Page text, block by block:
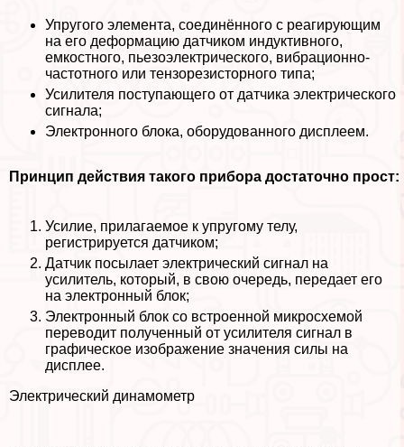
Упругого элемента, соединённого с реагирующим
на его деформацию датчиком индуктивного,
емкостного, пьезоэлектрического, вибрационно-
частотного или тензорезисторного типа;
Усилителя поступающего от датчика электрического
сигнала;
Электронного блока, оборудованного дисплеем.
Принцип действия такого прибора достаточно прост:
Усилие, прилагаемое к упругому телу,
регистрируется датчиком;
Датчик посылает электрический сигнал на
усилитель, который, в свою очередь, передает его
на электронный блок;
Электронный блок со встроенной микросхемой
переводит полученный от усилителя сигнал в
графическое изображение значения силы на
дисплее.
Электрический динамометр